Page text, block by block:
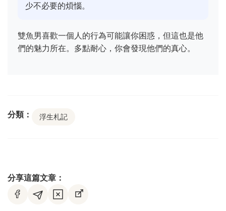
少不必要的煩惱。
雙魚男喜歡一個人的行為可能讓你困惑，但這也是他
們的魅力所在。多點耐心，你會發現他們的真心。
分類： 浮生札記
分享這篇文章：